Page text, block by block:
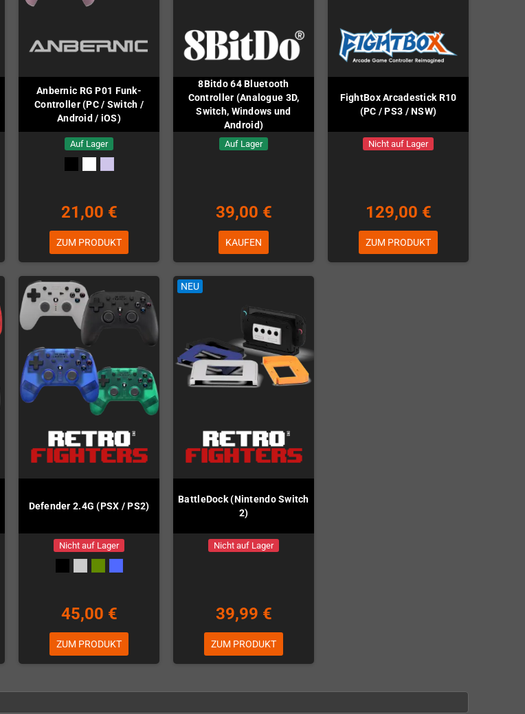
Anbernic RG P01 Funk-
Controller (PC / Switch /
Android / iOS)
Auf Lager
21,00 €
ZUM PRODUKT
8Bitdo 64 Bluetooth
Controller (Analogue 3D,
Switch, Windows und
Android)
Auf Lager
39,00 €
KAUFEN
FightBox Arcadestick R10
(PC / PS3 / NSW)
Nicht auf Lager
129,00 €
ZUM PRODUKT
Defender 2.4G (PSX / PS2)
Nicht auf Lager
45,00 €
ZUM PRODUKT
NEU
BattleDock (Nintendo Switch
2)
Nicht auf Lager
39,99 €
ZUM PRODUKT